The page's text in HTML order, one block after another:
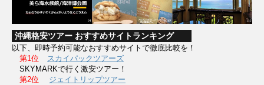
沖縄格安ツアー おすすめサイトランキング
以下、即時予約可能なおすすめサイトで徹底比較を！
第1位
スカイパックツアーズ
SKYMARKで行く激安ツアー！
第2位
ジェイトリップツアー